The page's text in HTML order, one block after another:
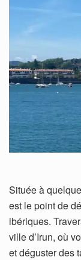
Située à
est le point de
ibériques.
ville d’Irun, où
et déguster des